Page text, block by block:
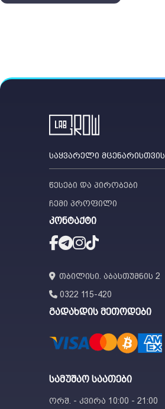
საყვარელი მცენარისთვის
წესები და პირობები
ჩემი პროფილი
კონტაქტი
თბილისი. აბასთუმნის 2
0322 115-420
გადახდის მეთოდები
სამუშაო საათები
ორშ. - კვირა 10:00 - 21:00